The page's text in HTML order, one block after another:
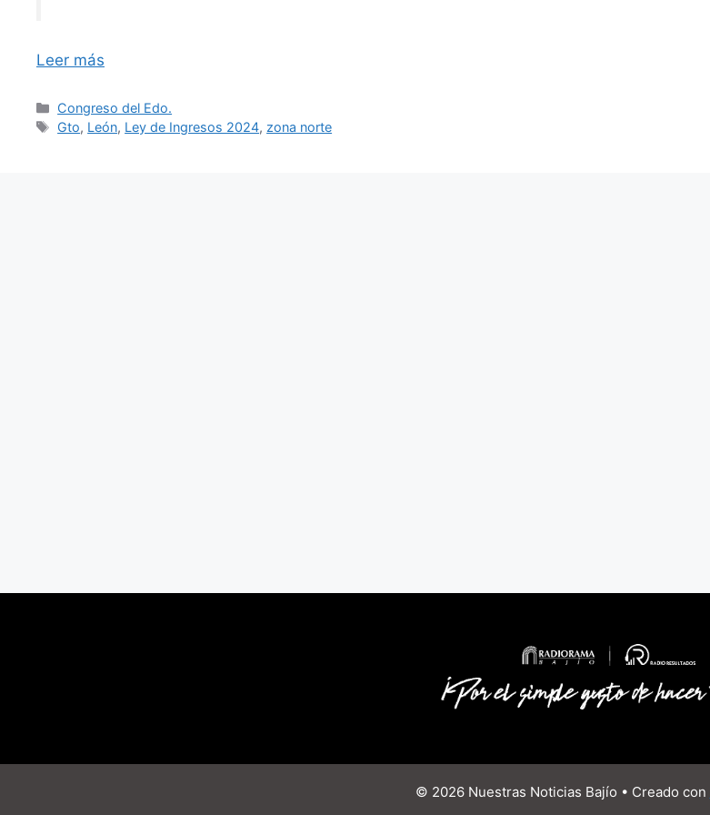
Leer más
Categorías
Congreso del Edo.
Etiquetas
Gto, León, Ley de Ingresos 2024, zona norte
© 2026 Nuestras Noticias Bajío • Creado con